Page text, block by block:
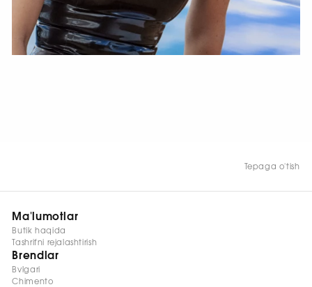
Tepaga o'tish
Ma'lumotlar
Butik haqida
Tashrifni rejalashtirish
Brendlar
Bvlgari
Chimento